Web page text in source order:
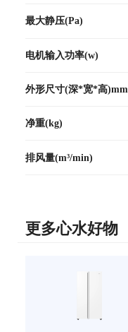
最大静压(Pa)
电机输入功率(w)
外形尺寸(深*宽*高)mm
净重(kg)
排风量(m³/min)
更多心水好物